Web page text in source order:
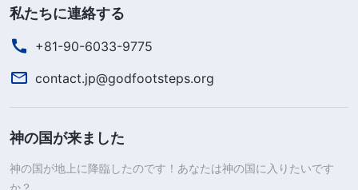
認識など持ち合わせていない。あなたはあまりに
『立派』である
考えすらしなかった。まったく自惚れてた。農夫は
神にすがることを知っている。でも僕は何かあって
も、神の御旨を求めようとしなかった。心に神の居
場所がなく、自分を理解も認識もしてなかった。
私たちに連絡する
+81-90-6033-9775
contact.jp@godfootsteps.org
神の国が来ました
神の国が地上に降臨したのです！あなたは神の国に入りたいです
か？